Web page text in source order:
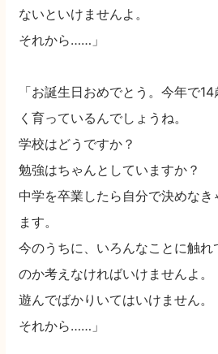
ないといけませんよ。
それから……」
「お誕生日おめでとう。今年で
く育っているんでしょうね。
学校はどうですか？
勉強はちゃんとしていますか？
中学を卒業したら自分で決めなき
ます。
今のうちに、いろんなことに触
のか考えなければいけませんよ。
遊んでばかりいてはいけません。
それから……」